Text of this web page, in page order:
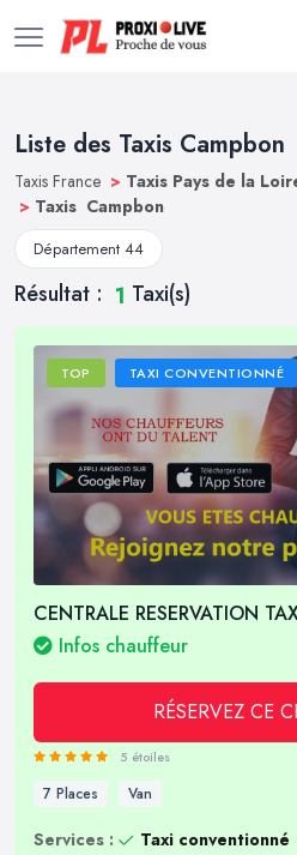
Liste des Taxis Campbon
Taxis France > Taxis Pays de la
> Taxis Campbon
Département 44
Résultat : 1 Taxi(s)
TOP TAXI CONVENTIONNÉ
CENTRALE RESERVATION
Infos chauffeur
RÉSERVEZ CE
5 étoiles
7 Places Van
Services :
Taxi conventionné